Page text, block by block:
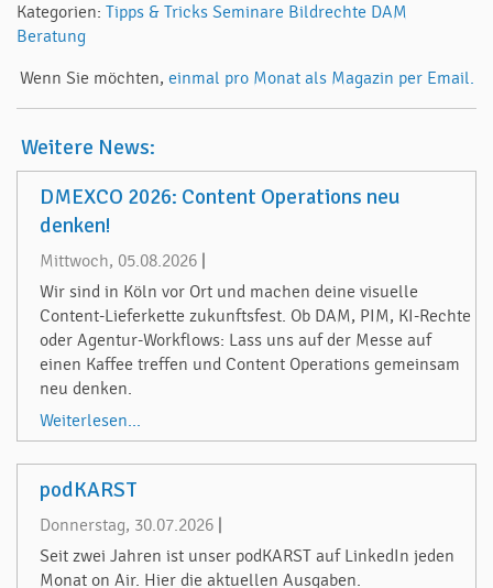
Kategorien: Tipps & Tricks Seminare Bildrechte DAM
Beratung
Wenn Sie möchten, einmal pro Monat als Magazin per Email.
Weitere News:
DMEXCO 2026: Content Operations neu
denken!
Mittwoch, 05.08.2026
Wir sind in Köln vor Ort und machen deine visuelle
Content-Lieferkette zukunftsfest. Ob DAM, PIM, KI-Rechte
oder Agentur-Workflows: Lass uns auf der Messe auf
einen Kaffee treffen und Content Operations gemeinsam
neu denken.
Weiterlesen...
podKARST
Donnerstag, 30.07.2026
Seit zwei Jahren ist unser podKARST auf LinkedIn jeden
Monat on Air. Hier die aktuellen Ausgaben.